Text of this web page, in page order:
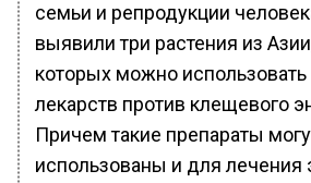
семьи и репродукции
выявили три растения из
которых можно
лекарств против клещевого
Причем такие препараты
использованы и для лечения